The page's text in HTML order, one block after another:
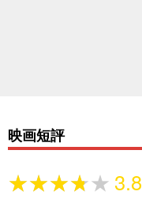
映画短評
★★★★★
★★★★★ 3.8